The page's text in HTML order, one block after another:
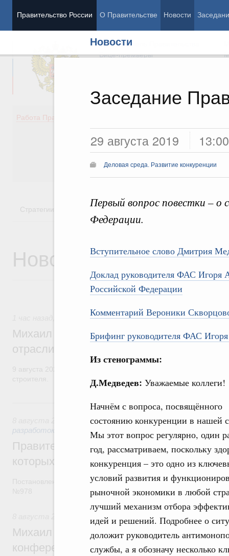
Правительство России О Правительстве Новости
Новости
Заседание
29 августа 2019 13:00
Деловая среда. Развитие конкуренции
Первый вопрос повестки – о
Федерации.
Вступительное слово Дмитрия
Доклад руководителя ФАС Игоря
Российской Федерации
Комментарий Вероники
Брифинг руководителя ФАС
Из стенограммы:
Д.Медведев: Уважаемые коллеги!
Начнём с вопроса, посвящённого
состоянию конкуренции в нашей
Мы этот вопрос регулярно, один
год, рассматриваем, поскольку
конкуренция – это одно из
условий развития и
рыночной экономики в любой
лучший механизм отбора
идей и решений. Подробнее о
доложит руководитель
службы, а я обозначу несколько
Председатель Правительства
Вице-премьеры
Работа Правительства
Здоровье
Образование
Культура
Государство
Стратегии Государственные программы
Новости
Регулирование в сфере строительства
Михаил Мишустин поздравил
отрасли с профессиональным
Вчера
Государственная политика в сфере
разработок
Правительство расширило перечень
которых освобождаются от НДФЛ
Постановление от 5 августа 2026 года
Отрасль информационных технологий
Михаил Мишустин дал поручения по
конференции «Цифровая индустрия